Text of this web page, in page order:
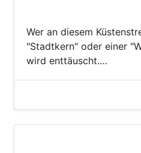
Wer an diesem
"Stadtkern" oder einer
wird enttäuscht.…